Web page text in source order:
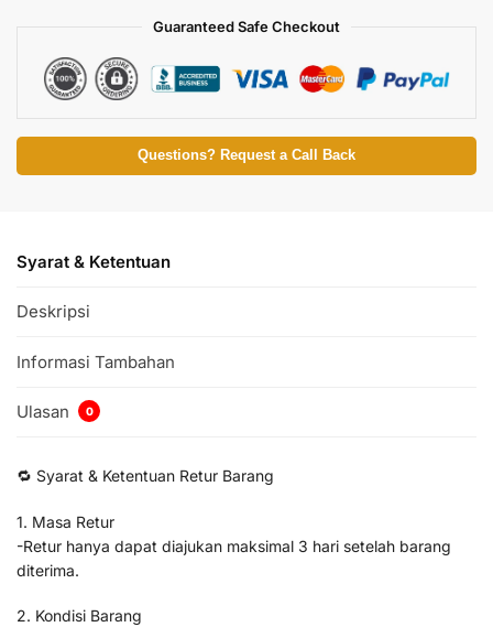
Guaranteed Safe Checkout
Questions? Request a Call Back
Syarat & Ketentuan
Deskripsi
Informasi Tambahan
Ulasan 0
🔁 Syarat & Ketentuan Retur Barang
1. Masa Retur
-Retur hanya dapat diajukan maksimal 3 hari setelah barang
diterima.
2. Kondisi Barang